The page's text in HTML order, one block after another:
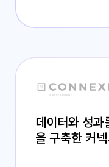
데이터와 성과
을 구축한 커